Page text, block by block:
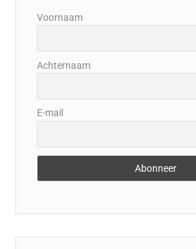
Voornaam
Achternaam
E-mail